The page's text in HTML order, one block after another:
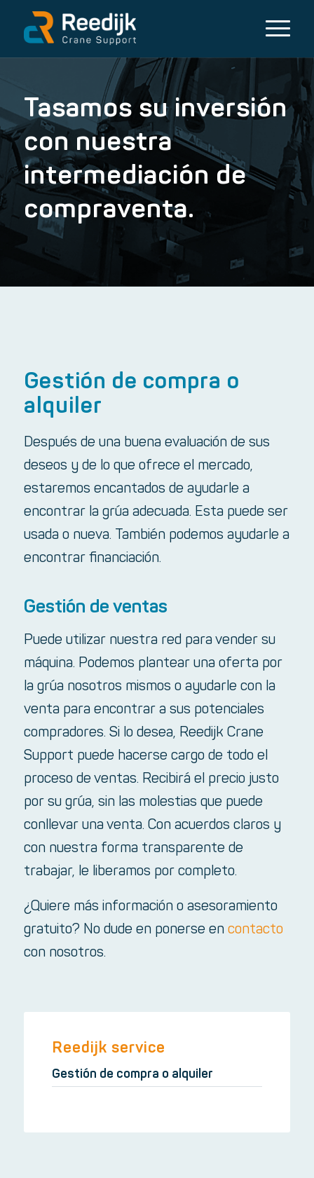
Tasamos su inversión
con nuestra
intermediación de
compraventa.
Gestión de compra o
alquiler
Después de una buena evaluación de sus
deseos y de lo que ofrece el mercado,
estaremos encantados de ayudarle a
encontrar la grúa adecuada. Esta puede ser
usada o nueva. También podemos ayudarle a
encontrar financiación.
Gestión de ventas
Puede utilizar nuestra red para vender su
máquina. Podemos plantear una oferta por
la grúa nosotros mismos o ayudarle con la
venta para encontrar a sus potenciales
compradores. Si lo desea, Reedijk Crane
Support puede hacerse cargo de todo el
proceso de ventas. Recibirá el precio justo
por su grúa, sin las molestias que puede
conllevar una venta. Con acuerdos claros y
con nuestra forma transparente de
trabajar, le liberamos por completo.
¿Quiere más información o asesoramiento
gratuito? No dude en ponerse en contacto
con nosotros.
Reedijk service
Gestión de compra o alquiler